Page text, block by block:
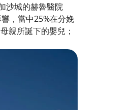
沙城的赫魯醫院
，當中25%在分娩
親所誕下的嬰兒；